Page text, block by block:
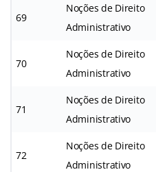
69
Noções de Direito
Administrativo
70
Noções de Direito
Administrativo
71
Noções de Direito
Administrativo
72
Noções de Direito
Administrativo